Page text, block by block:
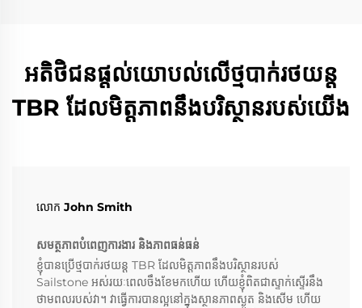
អតិថិជនផ្តល់យោបល់លើថ្មបាក់រថយន្ត
TBR ដែលមិត្តភាពនឹងបរិស្ថានរបស់យើង
លោក John Smith
សមត្ថភាព​បំពេញ​ការងារ​ និង​ភាព​ធន់​ធន់​
ខ្ញុំបានប្រើថ្មបាក់រថយន្ត TBR ដែលមិត្តភាពនឹងបរិស្ថានរបស់
Sailstone អស់រយៈពេលចឹងខែមកហើយ ហើយខ្ញុំពិតជាស្ទាក់ស្ទើរនឹង
ថាមពលរបស់វា។ វាធ្វើការបានល្អនៅក្នុងស្ថានភាពស្ងួត និងសើម ហើយ